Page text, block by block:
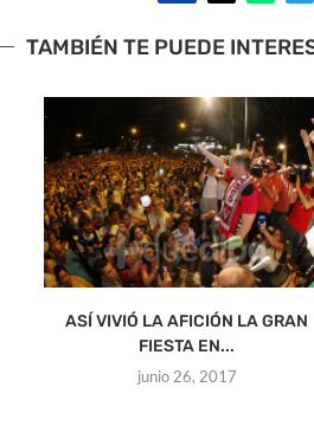
TAMBIÉN TE PUEDE
ASÍ VIVIÓ LA AFICIÓN LA GRAN
FIESTA EN...
junio 26, 2017